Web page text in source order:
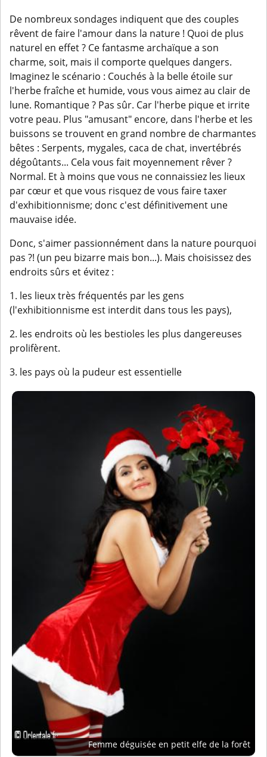
De nombreux sondages indiquent que des couples
rêvent de faire l'amour dans la nature ! Quoi de plus
naturel en effet ? Ce fantasme archaïque a son
charme, soit, mais il comporte quelques dangers.
Imaginez le scénario : Couchés à la belle étoile sur
l'herbe fraîche et humide, vous vous aimez au clair de
lune. Romantique ? Pas sûr. Car l'herbe pique et irrite
votre peau. Plus "amusant" encore, dans l'herbe et les
buissons se trouvent en grand nombre de charmantes
bêtes : Serpents, mygales, caca de chat, invertébrés
dégoûtants... Cela vous fait moyennement rêver ?
Normal. Et à moins que vous ne connaissiez les lieux
par cœur et que vous risquez de vous faire taxer
d'exhibitionnisme; donc c'est définitivement une
mauvaise idée.
Donc, s'aimer passionnément dans la nature pourquoi
pas ?! (un peu bizarre mais bon...). Mais choisissez des
endroits sûrs et évitez :
1. les lieux très fréquentés par les gens
(l'exhibitionnisme est interdit dans tous les pays),
2. les endroits où les bestioles les plus dangereuses
prolifèrent.
3. les pays où la pudeur est essentielle
Femme déguisée en petit elfe de la forêt